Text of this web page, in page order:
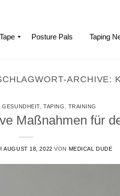
Posture Pals Taping
ARCHIVE:
,GESUNDHEIT,TAPING TRAINING
Maßnahmen für
AUGUST 18, 2022 VON MEDICAL DUDE